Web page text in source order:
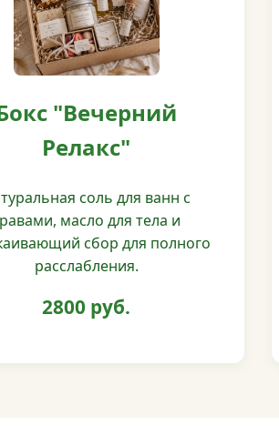
"Вечерний
Релакс"
соль для ванн с
масло для тела и
сбор для полного
расслабления.
2800 руб.